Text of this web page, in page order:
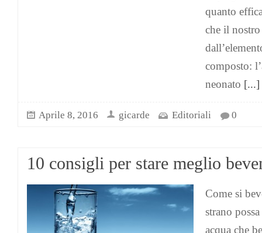
quanto
che il
composto:
neonato [...]
Aprile 8, 2016 gicarde Editoriali 0
10 consigli per stare meglio
Come si
strano
acqua che